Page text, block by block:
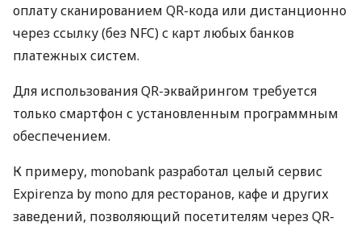
оплату сканированием QR-кода или дистанционно
через ссылку (без NFC) с карт любых банков
платежных систем.
Для использования QR-эквайрингом требуется
только смартфон с установленным программным
обеспечением.
К примеру, monobank разработал целый сервис
Expirenza by mono для ресторанов, кафе и других
заведений, позволяющий посетителям через QR-